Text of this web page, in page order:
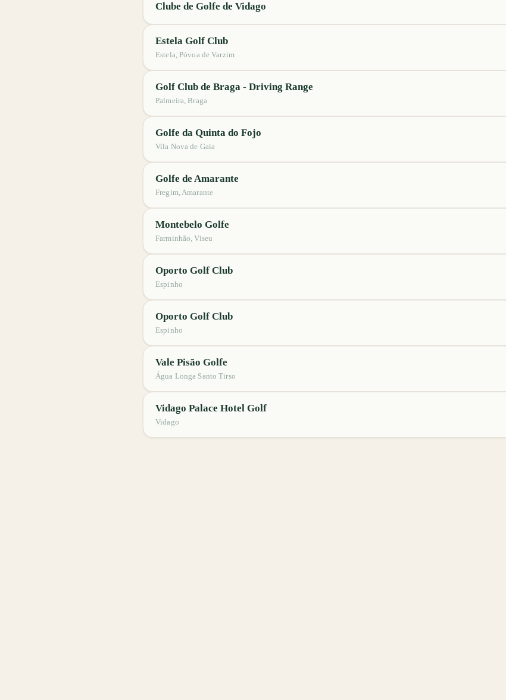
Clube de Golfe de Vidago
Estela Golf Club
Estela, Póvoa de Varzim
Golf Club de Braga - Driving Range
Palmeira, Braga
Golfe da Quinta do Fojo
Vila Nova de Gaia
Golfe de Amarante
Fregim, Amarante
Montebelo Golfe
Farminhão, Viseu
Oporto Golf Club
Espinho
Oporto Golf Club
Espinho
Vale Pisão Golfe
Água Longa Santo Tirso
Vidago Palace Hotel Golf
Vidago